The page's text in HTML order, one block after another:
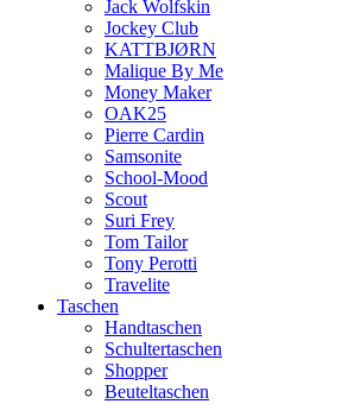
Jack Wolfskin
Jockey Club
KATTBJØRN
Malique By Me
Money Maker
OAK25
Pierre Cardin
Samsonite
School-Mood
Scout
Suri Frey
Tom Tailor
Tony Perotti
Travelite
Taschen
Handtaschen
Schultertaschen
Shopper
Beuteltaschen